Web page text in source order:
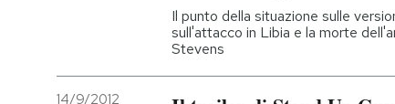
AREA PERSONALE
Il punto della situazione sulle
sull'attacco in Libia e la morte
Stevens
14/9/2012